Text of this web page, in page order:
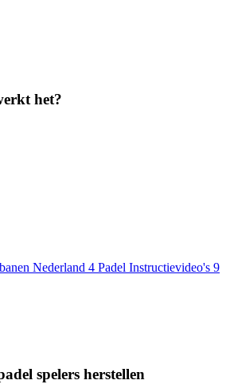
het?
Nederland 4 Padel Instructievideo's 9
spelers herstellen